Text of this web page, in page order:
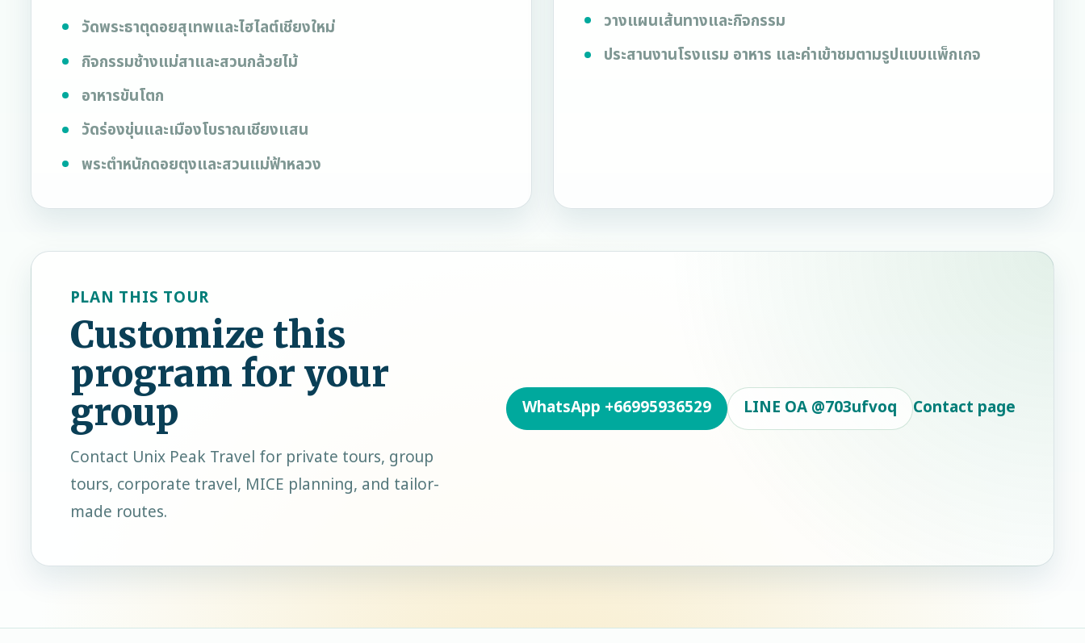
วัดพระธาตุดอยสุเทพและไฮไลต์เชียงใหม่
กิจกรรมช้างแม่สาและสวนกล้วยไม้
อาหารขันโตก
วัดร่องขุ่นและเมืองโบราณเชียงแสน
พระตำหนักดอยตุงและสวนแม่ฟ้าหลวง
วางแผนเส้นทางและกิจกรรม
ประสานงานโรงแรม อาหาร และค่าเข้าชมตามรูปแบบแพ็กเกจ
PLAN THIS TOUR
Customize this
program for your
group
Contact Unix Peak Travel for private tours, group
tours, corporate travel, MICE planning, and tailor-
made routes.
WhatsApp +66995936529 LINE OA @703ufvoq Contact page